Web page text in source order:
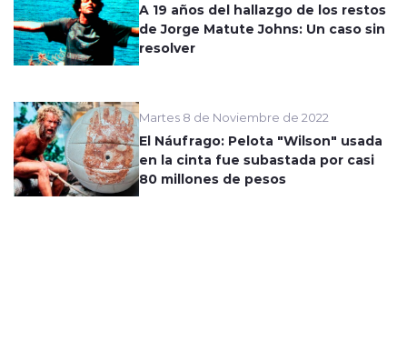
A 19 años del hallazgo de los restos
de Jorge Matute Johns: Un caso sin
resolver
Martes 8 de Noviembre de 2022
El Náufrago: Pelota "Wilson" usada
en la cinta fue subastada por casi
80 millones de pesos